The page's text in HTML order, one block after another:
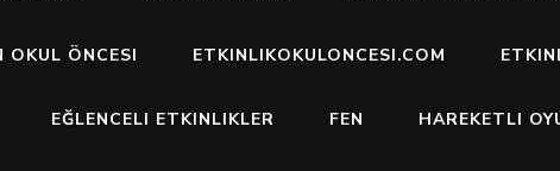
OKUL ÖNCESI ETKINLIKOKULONCESI.COM
EĞLENCELI ETKINLIKLER FEN HAREKETLI